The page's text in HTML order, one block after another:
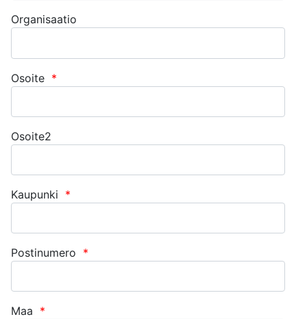
Organisaatio
Osoite *
Osoite2
Kaupunki *
Postinumero *
Maa *